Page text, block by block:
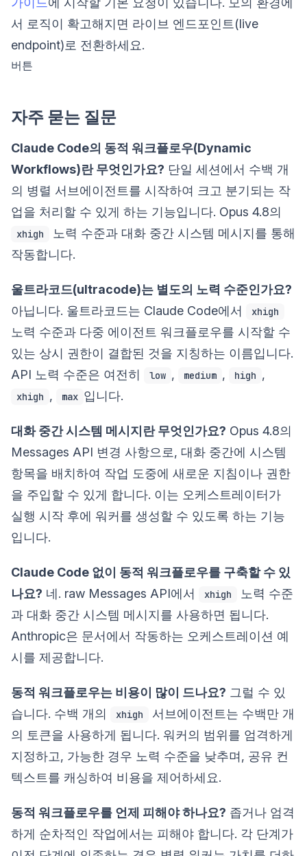
서 로직이 확고해지면 라이브 엔드포인트(live
endpoint)로 전환하세요.
버튼
자주 묻는 질문
Claude Code의 동적 워크플로우(Dynamic
Workflows)란 무엇인가요? 단일 세션에서 수백 개
의 병렬 서브에이전트를 시작하여 크고 분기되는 작
업을 처리할 수 있게 하는 기능입니다. Opus 4.8의
xhigh
노력 수준과 대화 중간 시스템 메시지를 통해
작동합니다.
울트라코드(ultracode)는 별도의 노력 수준인가요?
아닙니다. 울트라코드는 Claude Code에서
xhigh
노력 수준과 다중 에이전트 워크플로우를 시작할 수
있는 상시 권한이 결합된 것을 지칭하는 이름입니다.
API 노력 수준은 여전히
low , medium , high ,
xhigh , max 입니다.
대화 중간 시스템 메시지란 무엇인가요? Opus 4.8의
Messages API 변경 사항으로, 대화 중간에 시스템
항목을 배치하여 작업 도중에 새로운 지침이나 권한
을 주입할 수 있게 합니다. 이는 오케스트레이터가
실행 시작 후에 워커를 생성할 수 있도록 하는 기능
입니다.
Claude Code 없이 동적 워크플로우를 구축할 수 있
나요? 네. raw Messages API에서 xhigh
노력 수준
과 대화 중간 시스템 메시지를 사용하면 됩니다.
Anthropic은 문서에서 작동하는 오케스트레이션 예
시를 제공합니다.
동적 워크플로우는 비용이 많이 드나요? 그럴 수 있
습니다. 수백 개의
xhigh
서브에이전트는 수백만 개
의 토큰을 사용하게 됩니다. 워커의 범위를 엄격하게
지정하고, 가능한 경우 노력 수준을 낮추며, 공유 컨
텍스트를 캐싱하여 비용을 제어하세요.
동적 워크플로우를 언제 피해야 하나요? 좁거나 엄격
하게 순차적인 작업에서는 피해야 합니다. 각 단계가